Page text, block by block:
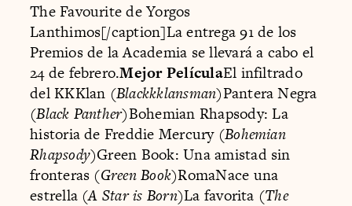
The Favourite de Yorgos
Lanthimos[/caption]La entrega 91 de los
Premios de la Academia se llevará a cabo el
24 de febrero.Mejor PelículaEl infiltrado
del KKKlan (Blackkklansman)Pantera Negra
(Black Panther)Bohemian Rhapsody: La
historia de Freddie Mercury (Bohemian
Rhapsody)Green Book: Una amistad sin
fronteras (Green Book)RomaNace una
estrella (A Star is Born)La favorita (The